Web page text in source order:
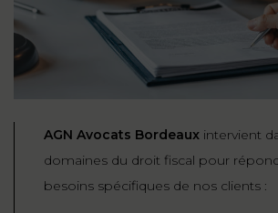
AGN Avocats Bordeaux intervient
domaines du droit fiscal pour
besoins spécifiques de nos clients :